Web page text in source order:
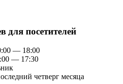
для посетителей
— 18:00
— 17:30
четверг месяца